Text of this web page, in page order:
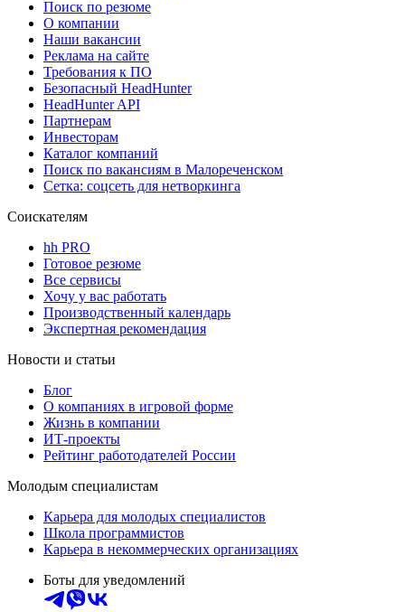
Поиск по резюме
О компании
Наши вакансии
Реклама на сайте
Требования к ПО
Безопасный HeadHunter
HeadHunter API
Партнерам
Инвесторам
Каталог компаний
Поиск по вакансиям в Малореченском
Сетка: соцсеть для нетворкинга
Соискателям
hh PRO
Готовое резюме
Все сервисы
Хочу у вас работать
Производственный календарь
Экспертная рекомендация
Новости и статьи
Блог
О компаниях в игровой форме
Жизнь в компании
ИТ-проекты
Рейтинг работодателей России
Молодым специалистам
Карьера для молодых специалистов
Школа программистов
Карьера в некоммерческих организациях
Боты для уведомлений